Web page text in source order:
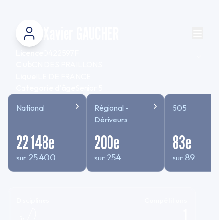
National
22 148e
sur 25 400
Régional -
Dériveurs
200e
sur 254
505
83e
sur 89